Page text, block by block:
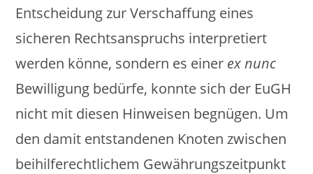
Entscheidung zur Verschaffung eines
sicheren Rechtsanspruchs interpretiert
werden könne, sondern es einer ex nunc
Bewilligung bedürfe, konnte sich der EuGH
nicht mit diesen Hinweisen begnügen. Um
den damit entstandenen Knoten zwischen
beihilferechtlichem Gewährungszeitpunkt